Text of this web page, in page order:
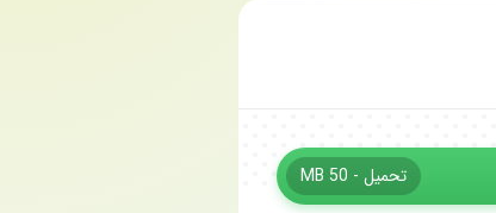
تحميل - 50 MB